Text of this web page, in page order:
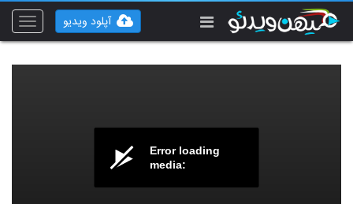
Toggle
آپلود ویدیو
Error loading
media: